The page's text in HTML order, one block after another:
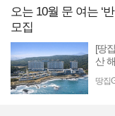
오는 10월 문 여는 ‘
모집
[땅
산
리
땅집